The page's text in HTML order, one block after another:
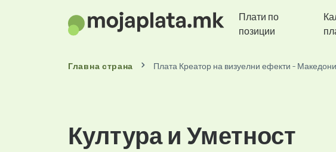
Плати по
позиции
Главна страна Плата Креатор на визуелни ефекти -
Култура и Уметност